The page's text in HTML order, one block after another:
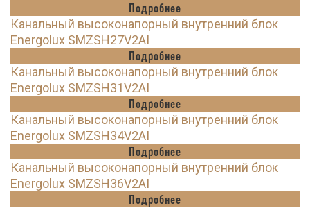
Подробнее
Канальный высоконапорный внутренний блок
Energolux SMZSH27V2AI
Подробнее
Канальный высоконапорный внутренний блок
Energolux SMZSH31V2AI
Подробнее
Канальный высоконапорный внутренний блок
Energolux SMZSH34V2AI
Подробнее
Канальный высоконапорный внутренний блок
Energolux SMZSH36V2AI
Подробнее